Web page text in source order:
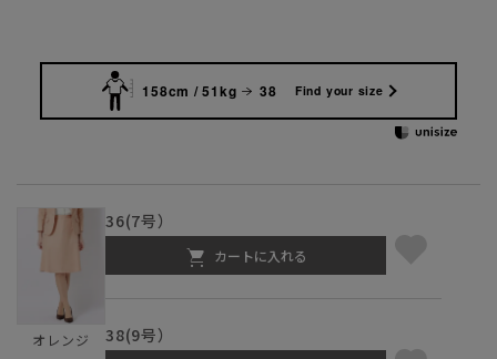
158cm / 51kg 38 Find your size
オレンジ
36(7号）
カートに入れる
38(9号）